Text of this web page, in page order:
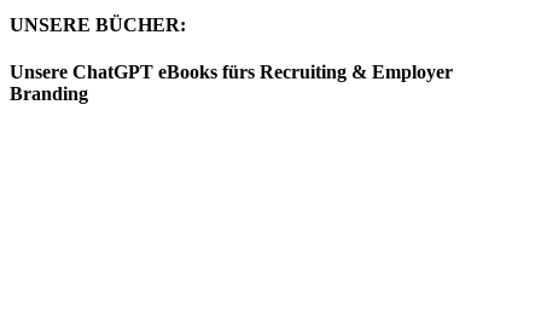
UNSERE BÜCHER:
Unsere ChatGPT eBooks fürs Recruiting & Employer
Branding